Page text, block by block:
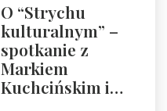
O “Strychu
kulturalnym” –
spotkanie z
Markiem
Kuchcińskim i